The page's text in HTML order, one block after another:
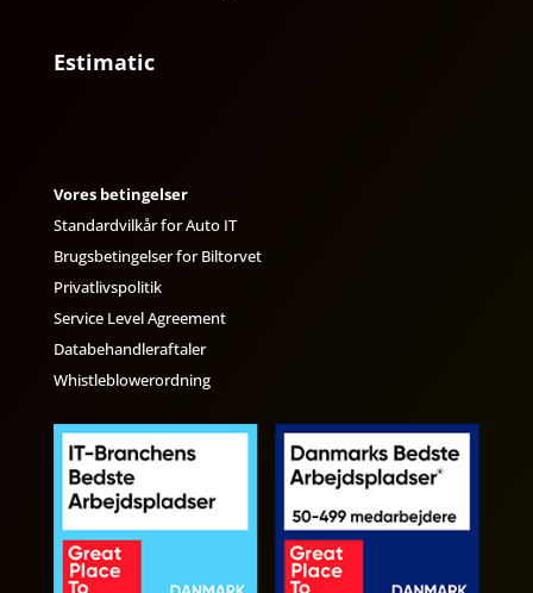
Estimatic
Vores betingelser
Standardvilkår for Auto IT
Brugsbetingelser for Biltorvet
Privatlivspolitik
Service Level Agreement
Databehandleraftaler
Whistleblowerordning